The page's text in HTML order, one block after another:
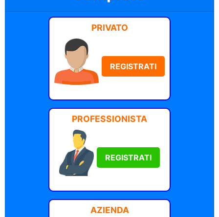
PRIVATO
REGISTRATI
PROFESSIONISTA
REGISTRATI
AZIENDA